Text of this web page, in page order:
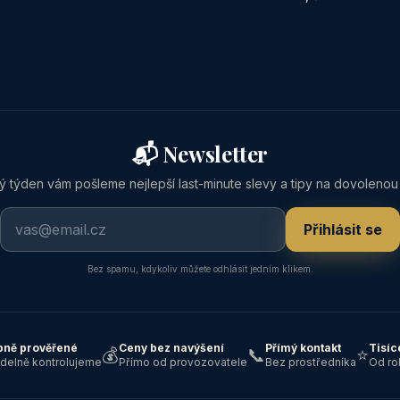
📬 Newsletter
týden vám pošleme nejlepší last-minute slevy a tipy na dovolenou
Přihlásit se
Bez spamu, kdykoliv můžete odhlásit jedním klikem.
prověřené
kontrolujeme💰Ceny bez navýšení
Přímo od provozovatele 📞 Přímý kontakt
Bez prostředníka⭐Od